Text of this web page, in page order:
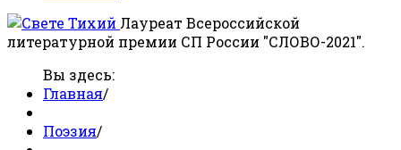
Лауреат Всероссийской
литературной премии СП России "СЛОВО-2021".
Вы здесь:
Главная/
Поэзия/